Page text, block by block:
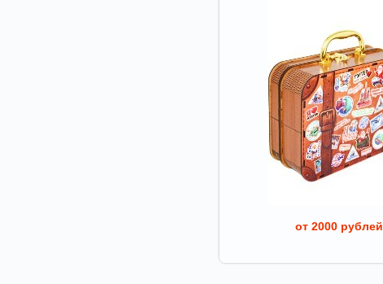
от 2000 рублей